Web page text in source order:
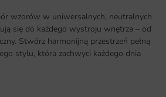
wzorów w uniwersalnych, neutralnych
się do każdego wystroju wnętrza – od
Stwórz harmonijną przestrzeń pełną
stylu, która zachwyci każdego dnia